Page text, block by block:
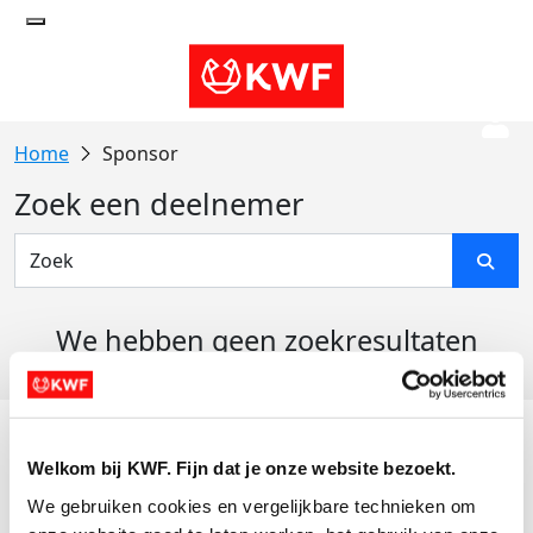
Welkom bij KWF. Fijn dat je onze website bezoekt.
We gebruiken cookies en vergelijkbare technieken om
Sponsor
Zoek een deelnemer
We hebben geen zoekresultaten
Actiematerialen
Evenementen